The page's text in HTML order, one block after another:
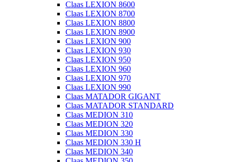
Claas LEXION 8600
Claas LEXION 8700
Claas LEXION 8800
Claas LEXION 8900
Claas LEXION 900
Claas LEXION 930
Claas LEXION 950
Claas LEXION 960
Claas LEXION 970
Claas LEXION 990
Claas MATADOR GIGANT
Claas MATADOR STANDARD
Claas MEDION 310
Claas MEDION 320
Claas MEDION 330
Claas MEDION 330 H
Claas MEDION 340